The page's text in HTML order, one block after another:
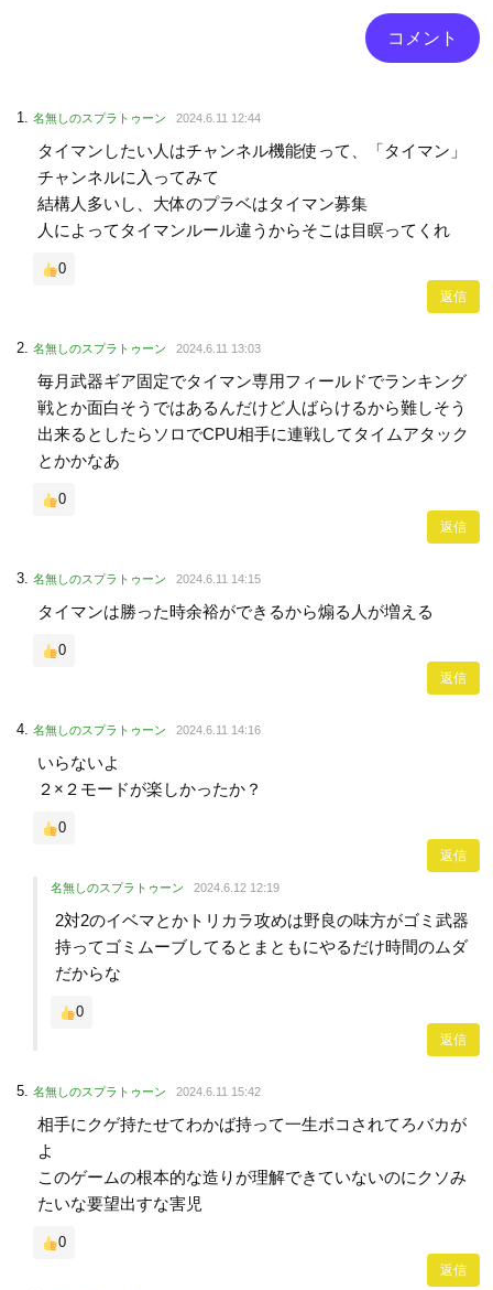
名無しのスプラトゥーン 2024.6.11 12:44
タイマンしたい人はチャンネル機能使って、「タイマン」
チャンネルに入ってみて
結構人多いし、大体のプラベはタイマン募集
人によってタイマンルール違うからそこは目瞑ってくれ
0
返信
名無しのスプラトゥーン 2024.6.11 13:03
毎月武器ギア固定でタイマン専用フィールドでランキング
戦とか面白そうではあるんだけど人ばらけるから難しそう
出来るとしたらソロでCPU相手に連戦してタイムアタック
とかかなあ
0
返信
名無しのスプラトゥーン 2024.6.11 14:15
タイマンは勝った時余裕ができるから煽る人が増える
0
返信
名無しのスプラトゥーン 2024.6.11 14:16
いらないよ
２×２モードが楽しかったか？
0
返信
名無しのスプラトゥーン 2024.6.12 12:19
2対2のイベマとかトリカラ攻めは野良の味方がゴミ武器
持ってゴミムーブしてるとまともにやるだけ時間のムダ
だからな
0
返信
名無しのスプラトゥーン 2024.6.11 15:42
相手にクゲ持たせてわかば持って一生ボコされてろバカが
よ
このゲームの根本的な造りが理解できていないのにクソみ
たいな要望出すな害児
0
返信